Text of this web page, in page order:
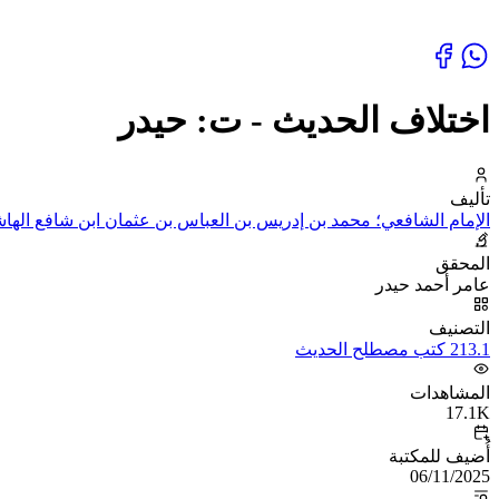
اختلاف الحديث - ت: حيدر
تأليف
الإمام الشافعي؛ محمد بن إدريس بن العباس بن عثمان ابن شافع
المحقق
عامر أحمد حيدر
التصنيف
213.1 كتب مصطلح الحديث
المشاهدات
17.1K
أُضيف للمكتبة
06/11/2025